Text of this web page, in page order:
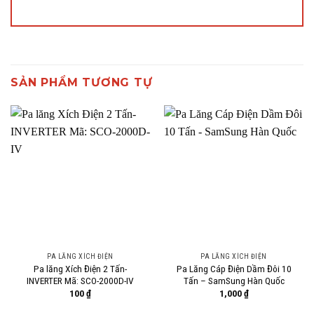
SẢN PHẨM TƯƠNG TỰ
PA LĂNG XÍCH ĐIỆN
Pa lăng Xích Điện 2 Tấn-
INVERTER Mã: SCO-2000D-IV
100₫
PA LĂNG XÍCH ĐIỆN
Pa Lăng Cáp Điện Dầm Đôi 10
Tấn – SamSung Hàn Quốc
1,000₫